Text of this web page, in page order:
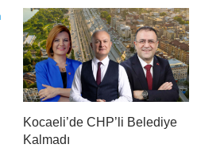
Kocaeli’de CHP’li Belediye
Kalmadı